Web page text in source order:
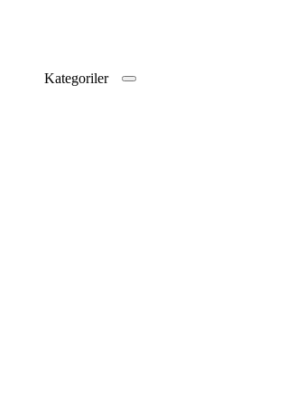
Kategoriler